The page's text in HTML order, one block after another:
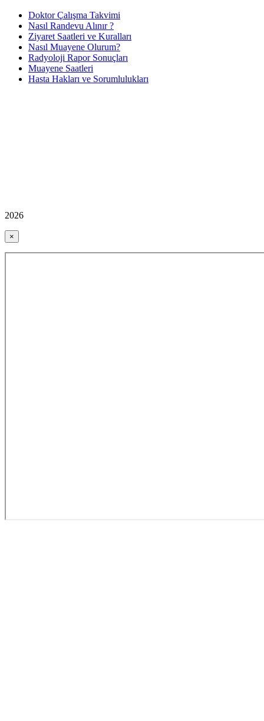
Doktor Çalışma Takvimi
Nasıl Randevu Alınır ?
Ziyaret Saatleri ve Kuralları
Nasıl Muayene Olurum?
Radyoloji Rapor Sonuçları
Muayene Saatleri
Hasta Hakları ve Sorumlulukları
2026
×